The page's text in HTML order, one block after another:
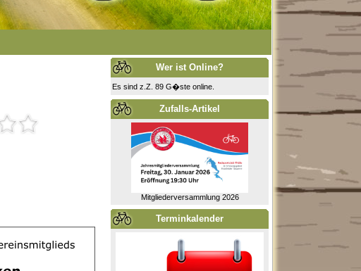
Wer ist Online?
Es sind z.Z. 89 G�ste online.
Zufalls-Artikel
Mitgliederversammlung 2026
Terminkalender